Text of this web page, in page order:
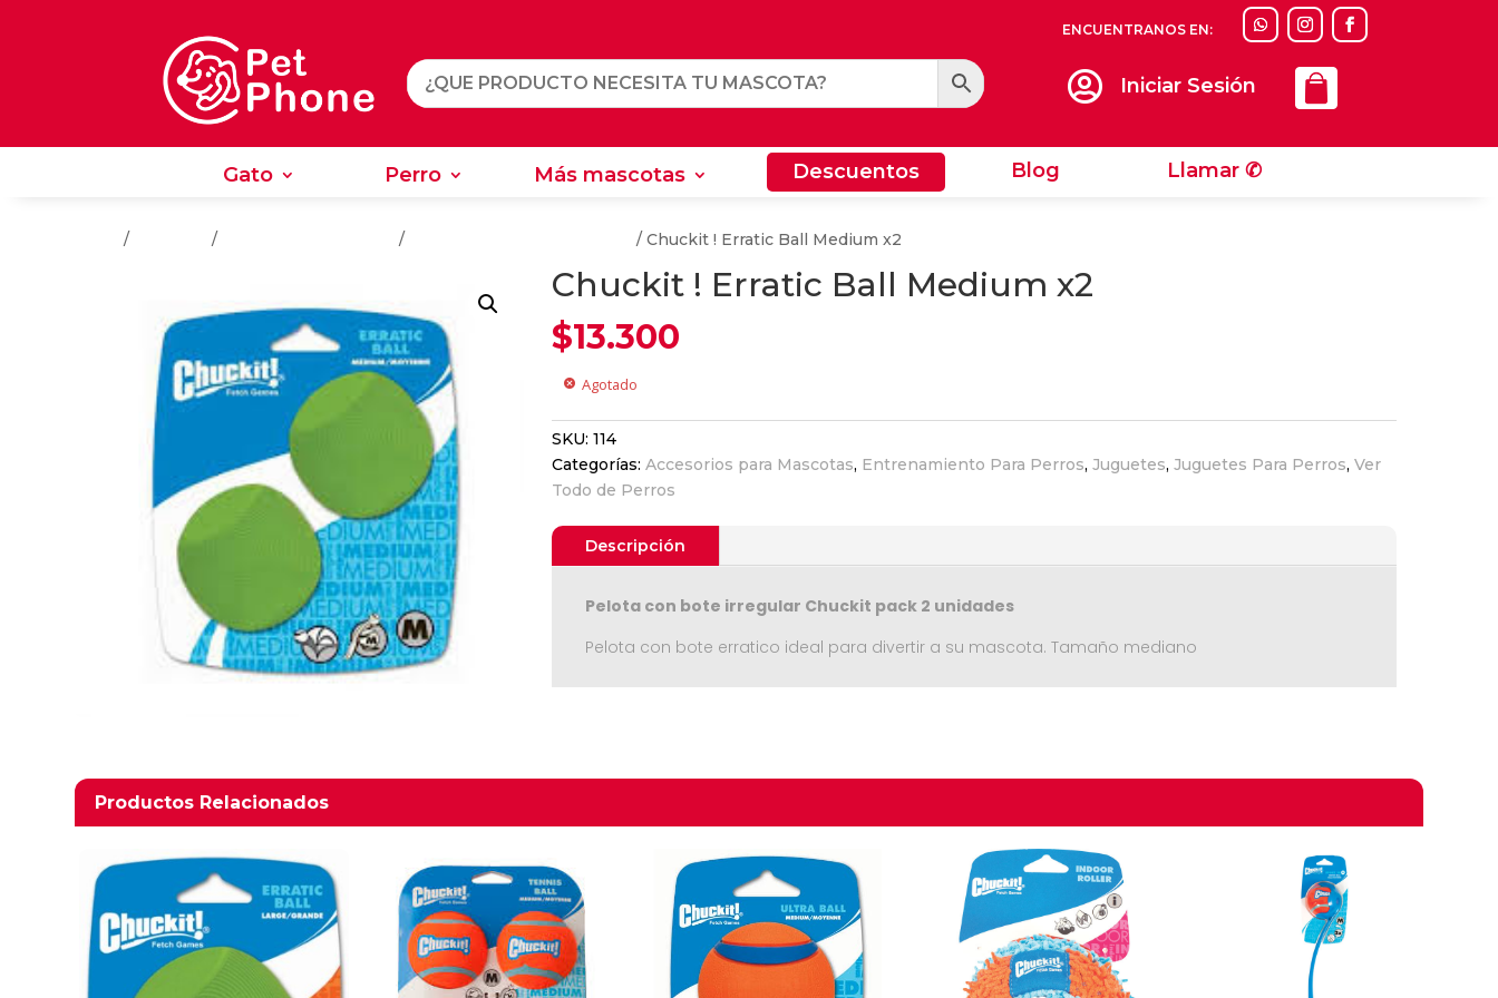
ENCUENTRANOS EN:
 Iniciar Sesión
Gato Perro Más mascotas Descuentos Blog Llamar ✆
Llamar ✆
/ / / / Chuckit ! Erratic Ball Medium x2
Chuckit ! Erratic Ball Medium x2
$13.300
cancel Agotado
SKU: 114
Categorías: Accesorios para Mascotas, Entrenamiento Para Perros, Juguetes, Juguetes Para Perros, Ver
Todo de Perros
Descripción
Pelota con bote irregular Chuckit pack 2 unidades
Pelota con bote erratico ideal para divertir a su mascota. Tamaño mediano
Productos Relacionados
Productos relacionados